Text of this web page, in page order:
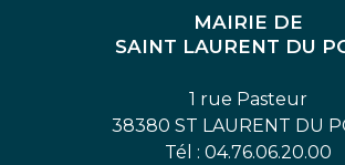
MAIRIE DE
SAINT LAURENT DU
1 rue Pasteur
38380 ST LAURENT DU
Tél : 04.76.06.20.00